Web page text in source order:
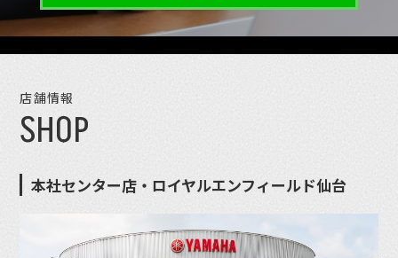
店舗情報
SHOP
本社センター店・ロイヤルエンフィールド仙台